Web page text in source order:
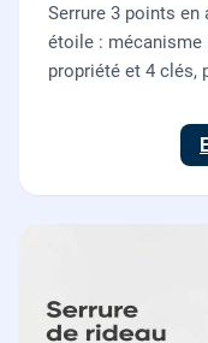
Serrure 3 points en
étoile : mécanisme
propriété et 4 clés,
renforcer une